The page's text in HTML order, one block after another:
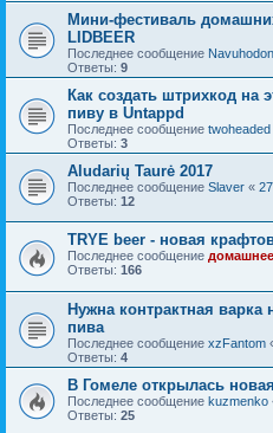
Мини-фестиваль
LIDBEER
Последнее сообщение
Ответы: 9
Как создать штрихкод на
пиву в Untappd
Последнее сообщение twoheaded
Ответы: 3
Aludarių Taurė 2017
Последнее сообщение Slaver «
Ответы: 12
TRYE beer - новая
Последнее сообщение
Ответы: 166
Нужна контрактная
пива
Последнее сообщение xzFantom
Ответы: 4
В Гомеле открылась
Последнее сообщение kuzmenko
Ответы: 25